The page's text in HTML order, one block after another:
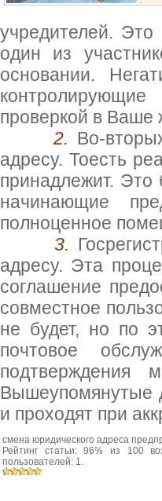
учредителей.
один из
основании.
проверкой в Ваше
2. Во-
адресу. Тоесть
принадлежит.
начинающие
полноценное
3.
адресу. Эта
соглашение
совместное
не будет, но по
почтовое
подтверждения
Вышеупомянутые
и проходят при
смена юридического адреса
Рейтинг статьи:96% из 100
пользователей: 1.